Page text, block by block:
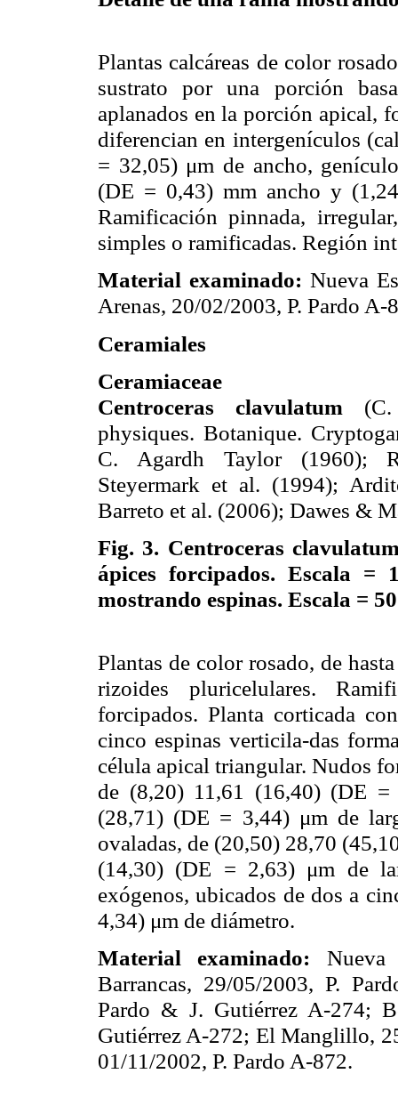
Plantas calcáreas de color
sustrato por una porción
aplanados en la porción apical,
diferencian en intergenículos
= 32,05) μm de ancho,
(DE = 0,43) mm ancho y
Ramificación pinnada,
simples o ramificadas. Región
Material examinado: Nueva
Arenas, 20/02/2003, P. Pardo
Ceramiales
Ceramiaceae
Centroceras clavulatum (C.
physiques. Botanique.
C. Agardh Taylor (1960);
Steyermark et al. (1994);
Barreto et al. (2006); Dawes &
Fig. 3. Centroceras
ápices forcipados. Escala =
mostrando espinas. Escala =
Plantas de color rosado, de
rizoides pluricelulares.
forcipados. Planta corticada
cinco espinas verticila-das
célula apical triangular. Nudos
de (8,20) 11,61 (16,40) (DE
(28,71) (DE = 3,44) μm de
ovaladas, de (20,50) 28,70
(14,30) (DE = 2,63) μm de
exógenos, ubicados de dos a
4,34) μm de diámetro.
Material examinado: Nueva
Barrancas, 29/05/2003, P.
Pardo & J. Gutiérrez A-274;
Gutiérrez A-272; El Manglillo,
01/11/2002, P. Pardo A-872.